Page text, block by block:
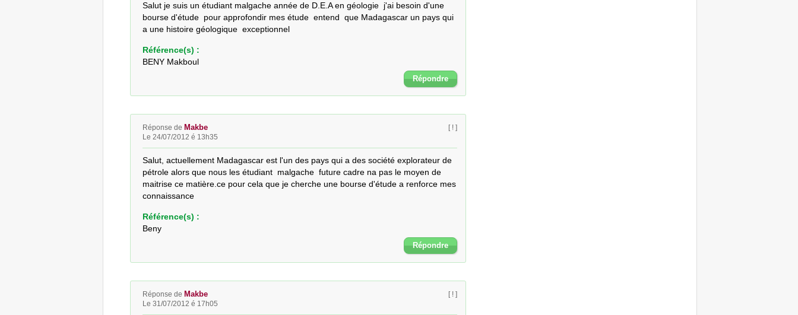
Salut je suis un étudiant malgache année de D.E.A en géologie  j'ai besoin d'une
bourse d'étude  pour approfondir mes étude  entend  que Madagascar un pays qui
a une histoire géologique  exceptionnel
Référence(s) :
BENY Makboul
Répondre
Réponse de Makbe
Le 24/07/2012 é 13h35
[ ! ]
Salut, actuellement Madagascar est l'un des pays qui a des société explorateur de
pétrole alors que nous les étudiant  malgache  future cadre na pas le moyen de
maitrise ce matière.ce pour cela que je cherche une bourse d'étude a renforce mes
connaissance
Référence(s) :
Beny
Répondre
Réponse de Makbe
Le 31/07/2012 é 17h05
[ ! ]